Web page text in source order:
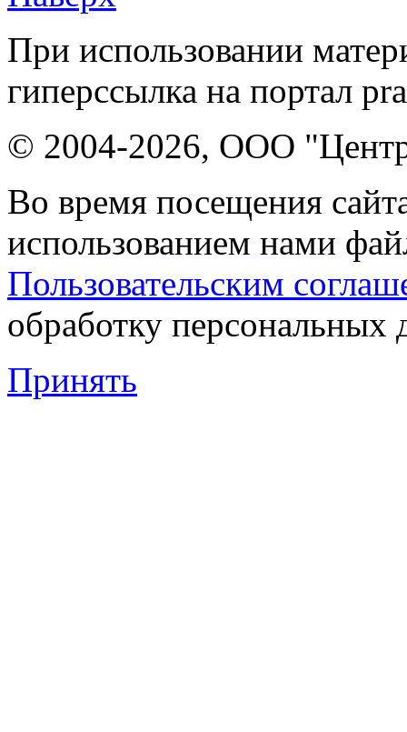
При использовании
гиперссылка на портал
© 2004-2026, ООО "Центр
Во время посещения
использованием нами
Пользовательским
обработку персональных
Принять